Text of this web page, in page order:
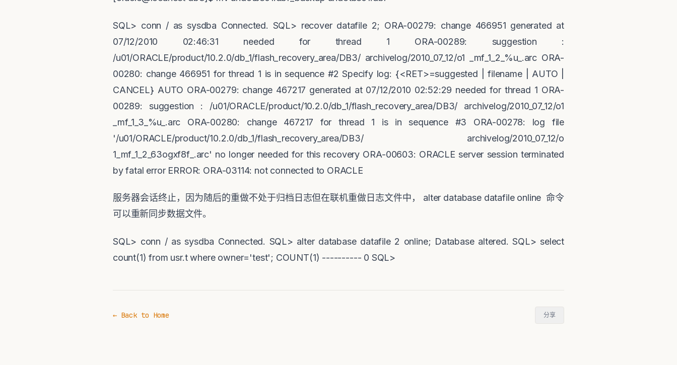
SQL> conn / as sysdba Connected. SQL> recover datafile 2; ORA-00279: change 466951 generated at
07/12/2010 02:46:31 needed for thread 1 ORA-00289: suggestion :
/u01/ORACLE/product/10.2.0/db_1/flash_recovery_area/DB3/ archivelog/2010_07_12/o1 _mf_1_2_%u_.arc ORA-
00280: change 466951 for thread 1 is in sequence #2 Specify log: {<RET>=suggested | filename | AUTO |
CANCEL} AUTO ORA-00279: change 467217 generated at 07/12/2010 02:52:29 needed for thread 1 ORA-
00289: suggestion : /u01/ORACLE/product/10.2.0/db_1/flash_recovery_area/DB3/ archivelog/2010_07_12/o1
_mf_1_3_%u_.arc ORA-00280: change 467217 for thread 1 is in sequence #3 ORA-00278: log file
'/u01/ORACLE/product/10.2.0/db_1/flash_recovery_area/DB3/ archivelog/2010_07_12/o
1_mf_1_2_63ogxf8f_.arc' no longer needed for this recovery ORA-00603: ORACLE server session terminated
by fatal error ERROR: ORA-03114: not connected to ORACLE
服务器会话终止，因为随后的重做不处于归档日志但在联机重做日志文件中， alter database datafile online命令
可以重新同步数据文件。
SQL> conn / as sysdba Connected. SQL> alter database datafile 2 online; Database altered. SQL> select
count(1) from usr.t where owner='test'; COUNT(1) ---------- 0 SQL>
← Back to Home 分享